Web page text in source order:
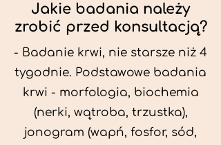
Jakie badania należy
zrobić przed konsultacją?
- Badanie krwi, nie starsze niż 4
tygodnie. Podstawowe badania
krwi - morfologia, biochemia
(nerki, wątroba, trzustka),
jonogram (wapń, fosfor, sód,